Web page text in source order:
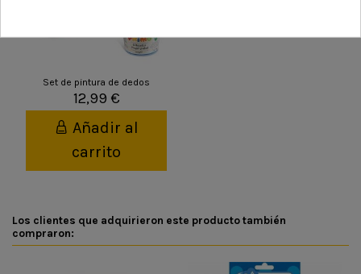
Set de pintura de dedos
12,99 €
Añadir al
carrito
Los clientes que adquirieron este producto también
compraron: